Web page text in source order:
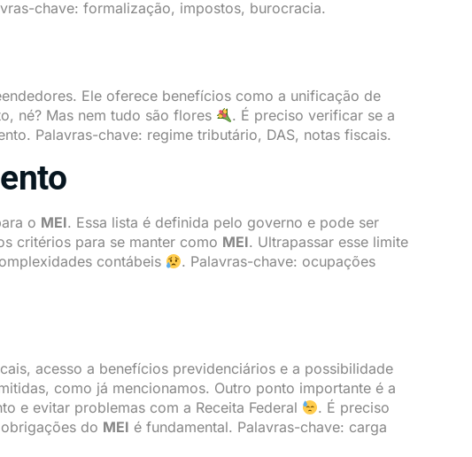
chave: formalização, impostos, burocracia.
Ele oferece benefícios como a unificação de
né? Mas nem tudo são flores
. É preciso verificar se a
Palavras-chave: regime tributário, DAS, notas fiscais.
o MEI. Essa lista é definida pelo governo e pode ser
critérios para se manter como MEI. Ultrapassar esse limite
contábeis
. Palavras-chave: ocupações
acesso a benefícios previdenciários e a possibilidade
como já mencionamos. Outro ponto importante é a
e evitar problemas com a Receita Federal
. É preciso
do MEI é fundamental. Palavras-chave: carga